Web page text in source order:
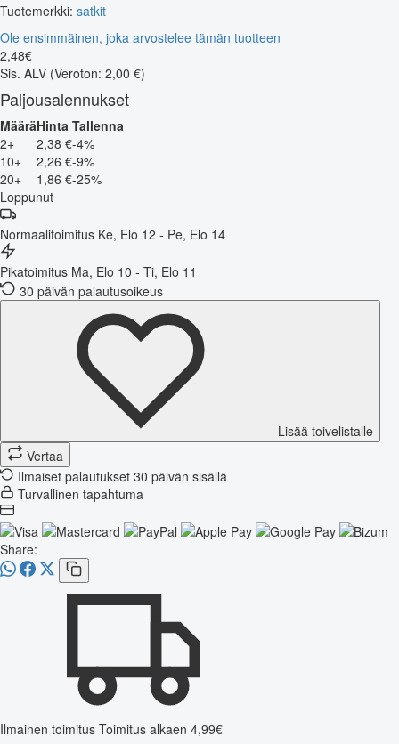
Tuotemerkki: satkit
Ole ensimmäinen, joka arvostelee tämän tuotteen
2,48€
Sis. ALV (Veroton: 2,00 €)
Paljousalennukset
MääräHinta Tallenna
2+
2,38 €-4%
10+
2,26 €-9%
20+
1,86 €-25%
Loppunut
Normaalitoimitus Ke, Elo 12 - Pe, Elo 14
Pikatoimitus Ma, Elo 10 - Ti, Elo 11
30 päivän palautusoikeus
Lisää toivelistalle
Vertaa
Ilmaiset palautukset 30 päivän sisällä
Turvallinen tapahtuma
Share:
Ilmainen toimitus Toimitus alkaen 4,99€